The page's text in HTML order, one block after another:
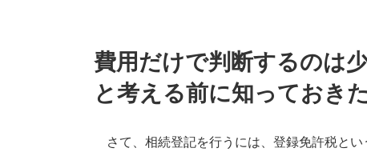
費用だけで判断するのは
と考える前に知っておき
さて、相続登記を行うには、登録免許税と